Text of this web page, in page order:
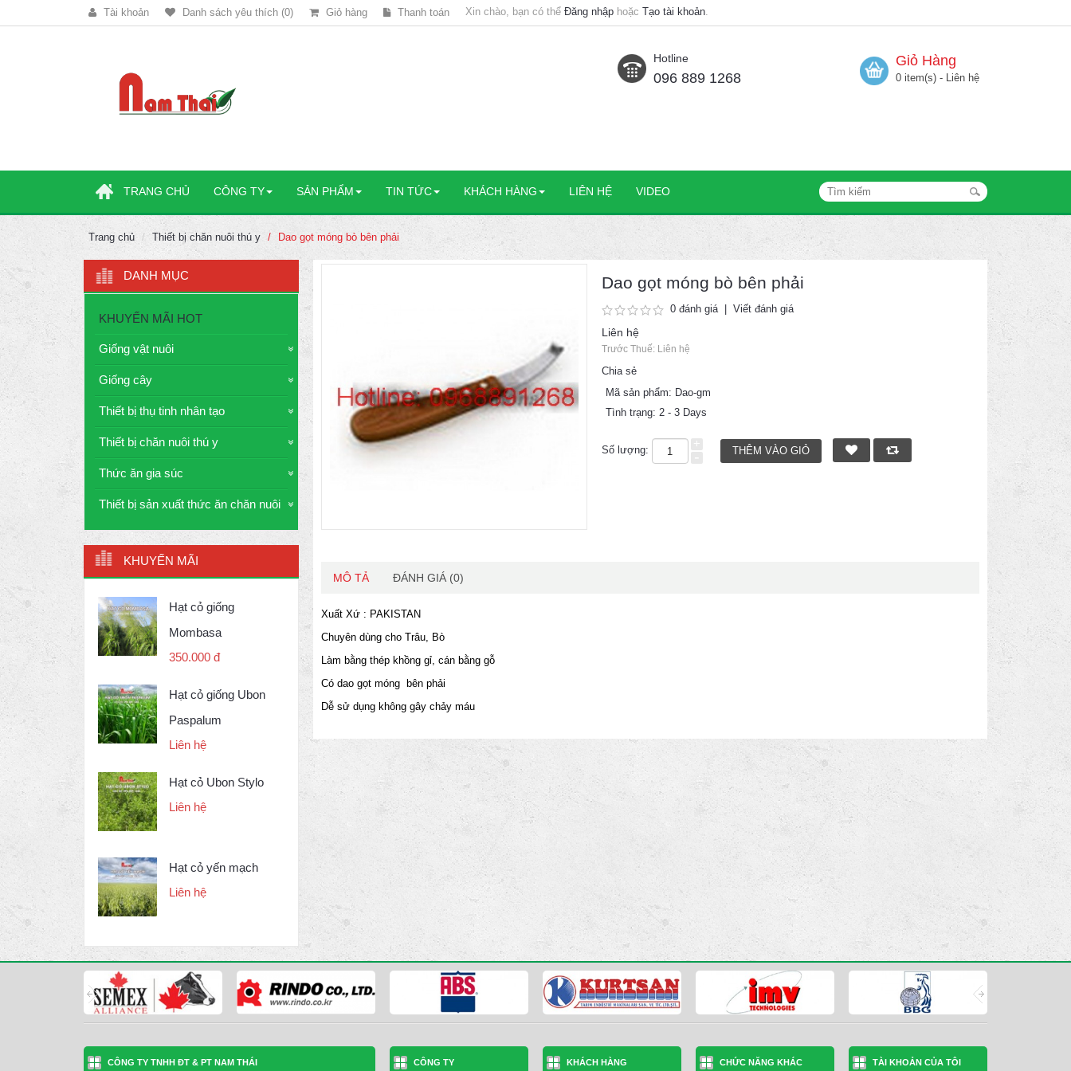
Tài khoản Danh sách yêu thích (0) Giỏ hàng Thanh toán Xin chào, bạn có thể Đăng nhập hoặc Tạo tài khoản.
Hotline
096 889 1268
Giỏ Hàng
0 item(s) - Liên hệ
TRANG CHỦ CÔNG TY SẢN PHẨM TIN TỨC KHÁCH HÀNG LIÊN HỆ VIDEO
Trang chủ Thiết bị chăn nuôi thú y Dao gọt móng bò bên phải
DANH MỤC
KHUYẾN MÃI HOT
Giống vật nuôi
Giống cây
Thiết bị thụ tinh nhân tạo
Thiết bị chăn nuôi thú y
Thức ăn gia súc
Thiết bị sản xuất thức ăn chăn nuôi
KHUYẾN MÃI
Hạt cỏ giống
Mombasa
350.000 đ
Hạt cỏ giống Ubon
Paspalum
Liên hệ
Hạt cỏ Ubon Stylo
Liên hệ
Hạt cỏ yến mạch
Liên hệ
Dao gọt móng bò bên phải
0 đánh giá| Viết đánh giá
Liên hệ
Trước Thuế: Liên hệ
Chia sẻ
Mã sản phẩm: Dao-gm
Tình trạng: 2 - 3 Days
Số lượng:
MÔ TẢ ĐÁNH GIÁ (0)
Xuất Xứ : PAKISTAN
Chuyên dùng cho Trâu, Bò
Làm bằng thép khồng gỉ, cán bằng gỗ
Có dao gọt móng bên phải
Dễ sử dụng không gây chảy máu
CÔNG TY TNHH ĐT & PT NAM THÁI CÔNG TY KHÁCH HÀNG CHỨC NĂNG KHÁC TÀI KHOẢN CỦA TÔI